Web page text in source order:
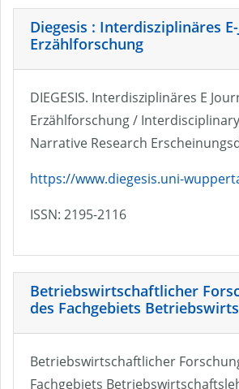
Diegesis : Interdisziplinäres
Erzählforschung
DIEGESIS. Interdisziplinäres E
Erzählforschung /
Narrative Research
https://www.diegesis.uni-
ISSN: 2195-2116
Betriebswirtschaftlicher
des Fachgebiets
Betriebswirtschaftlicher
Fachgebiets